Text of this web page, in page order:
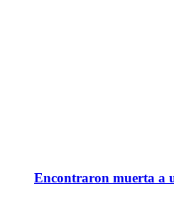
Encontraron muerta a